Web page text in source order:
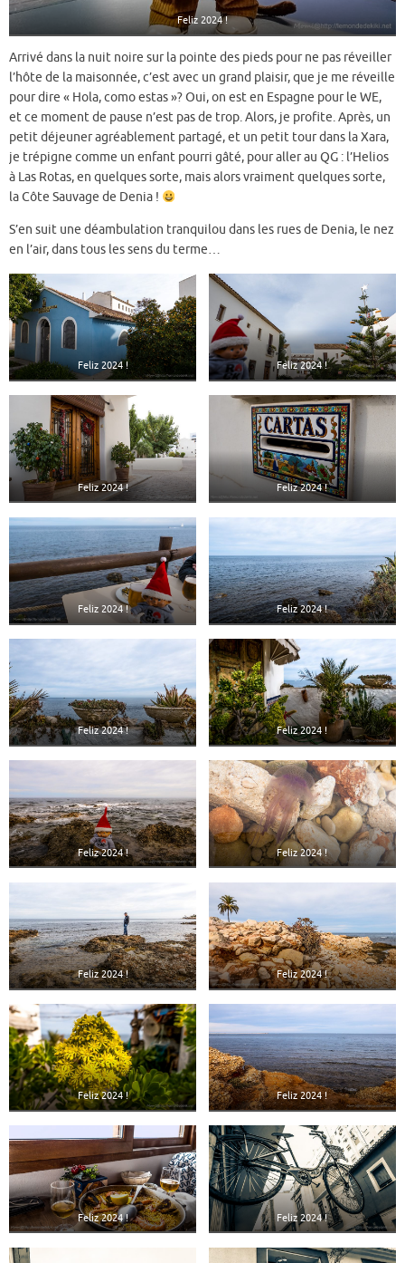
Feliz 2024 !
Arrivé dans la nuit noire sur la pointe des pieds pour ne pas réveiller
l’hôte de la maisonnée, c’est avec un grand plaisir, que je me réveille
pour dire « Hola, como estas »? Oui, on est en Espagne pour le WE,
et ce moment de pause n’est pas de trop. Alors, je profite. Après, un
petit déjeuner agréablement partagé, et un petit tour dans la Xara,
je trépigne comme un enfant pourri gâté, pour aller au QG : l’Helios
à Las Rotas, en quelques sorte, mais alors vraiment quelques sorte,
la Côte Sauvage de Denia !
S’en suit une déambulation tranquilou dans les rues de Denia, le nez
en l’air, dans tous les sens du terme…
Feliz 2024 ! Feliz 2024 !
Feliz 2024 ! Feliz 2024 !
Feliz 2024 ! Feliz 2024 !
Feliz 2024 ! Feliz 2024 !
Feliz 2024 ! Feliz 2024 !
Feliz 2024 ! Feliz 2024 !
Feliz 2024 ! Feliz 2024 !
Feliz 2024 ! Feliz 2024 !